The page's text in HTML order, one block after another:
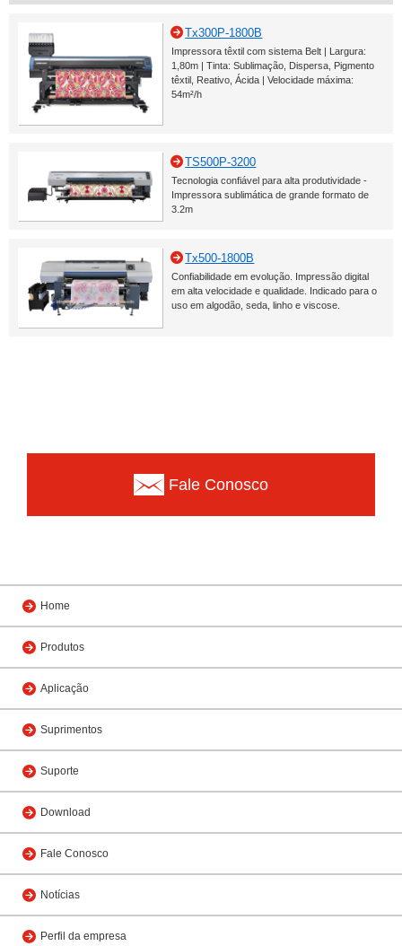
Tx300P-1800B
Impressora têxtil com sistema Belt | Largura:
1,80m | Tinta: Sublimação, Dispersa, Pigmento
têxtil, Reativo, Ácida | Velocidade máxima:
54m²/h
TS500P-3200
Tecnologia confiável para alta produtividade -
Impressora sublimática de grande formato de
3.2m
Tx500-1800B
Confiabilidade em evolução. Impressão digital
em alta velocidade e qualidade. Indicado para o
uso em algodão, seda, linho e viscose.
Fale Conosco
Home
Produtos
Aplicação
Suprimentos
Suporte
Download
Fale Conosco
Notícias
Perfil da empresa